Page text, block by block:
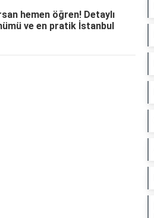
hemen öğren! Detaylı
ve en pratik İstanbul